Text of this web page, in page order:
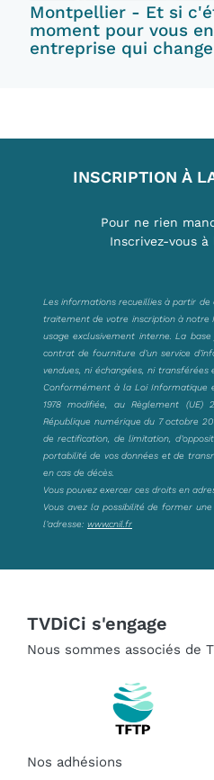
Montpellier - Et si
moment pour vous
entreprise qui
INSCRIPTION À
Pour ne rien
Inscrivez-vous
Les informations recueillies à partir
traitement de votre inscription à
usage exclusivement interne. La
contrat de fourniture d’un service
vendues, ni échangées, ni transférées
Conformément à la Loi Informatique
1978 modifiée, au Règlement
République numérique du 7 octobre
de rectification, de limitation,
portabilité de vos données et de
en cas de décès.
Vous pouvez exercer ces droits en
Vous avez la possibilité de former
l’adresse: www.cnil.fr
TVDiCi s'engage
Nous sommes associés de
Nos adhésions